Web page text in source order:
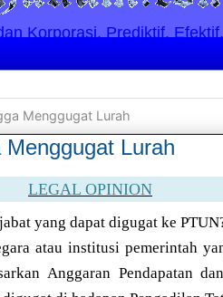
Korporasi. Prediktif,
Menggugat Lurah
Lurah
LEGAL OPINION
yang dapat digugat ke
atau institusi pemerintah
Anggaran Pendapatan